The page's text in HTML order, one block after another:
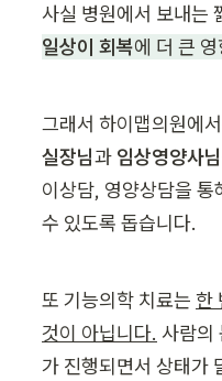
사실 병원에서 보내는
일상이 회복에 더 큰
그래서 하이맵의원에
실장님과 임상영양사님
이상담, 영양상담을
수 있도록 돕습니다.
또 기능의학 치료는 한
것이 아닙니다. 사람의
가 진행되면서 상태가